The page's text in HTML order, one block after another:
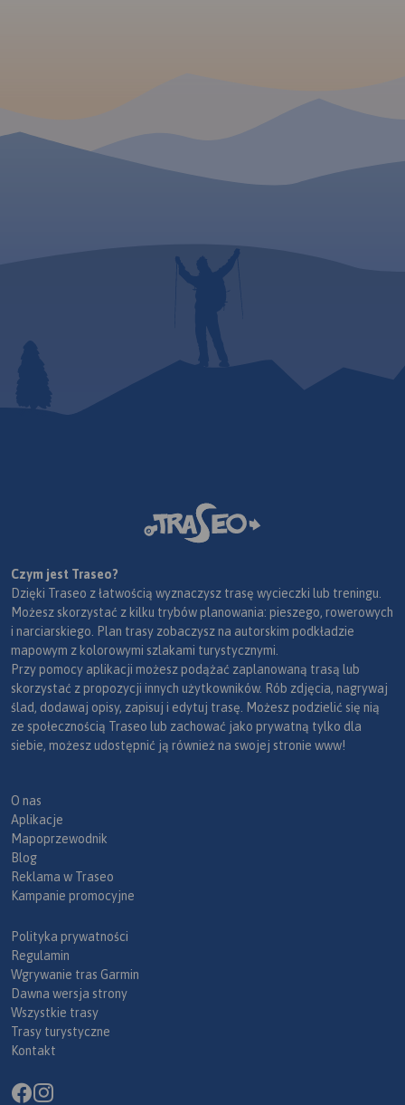
Czym jest Traseo?
Dzięki Traseo z łatwością wyznaczysz trasę wycieczki lub treningu.
Możesz skorzystać z kilku trybów planowania: pieszego, rowerowych
i narciarskiego. Plan trasy zobaczysz na autorskim podkładzie
mapowym z kolorowymi szlakami turystycznymi.
Przy pomocy aplikacji możesz podążać zaplanowaną trasą lub
skorzystać z propozycji innych użytkowników. Rób zdjęcia, nagrywaj
ślad, dodawaj opisy, zapisuj i edytuj trasę. Możesz podzielić się nią
ze społecznością Traseo lub zachować jako prywatną tylko dla
siebie, możesz udostępnić ją również na swojej stronie www!
O nas
Aplikacje
Mapoprzewodnik
Blog
Reklama w Traseo
Kampanie promocyjne
Polityka prywatności
Regulamin
Wgrywanie tras Garmin
Dawna wersja strony
Wszystkie trasy
Trasy turystyczne
Kontakt